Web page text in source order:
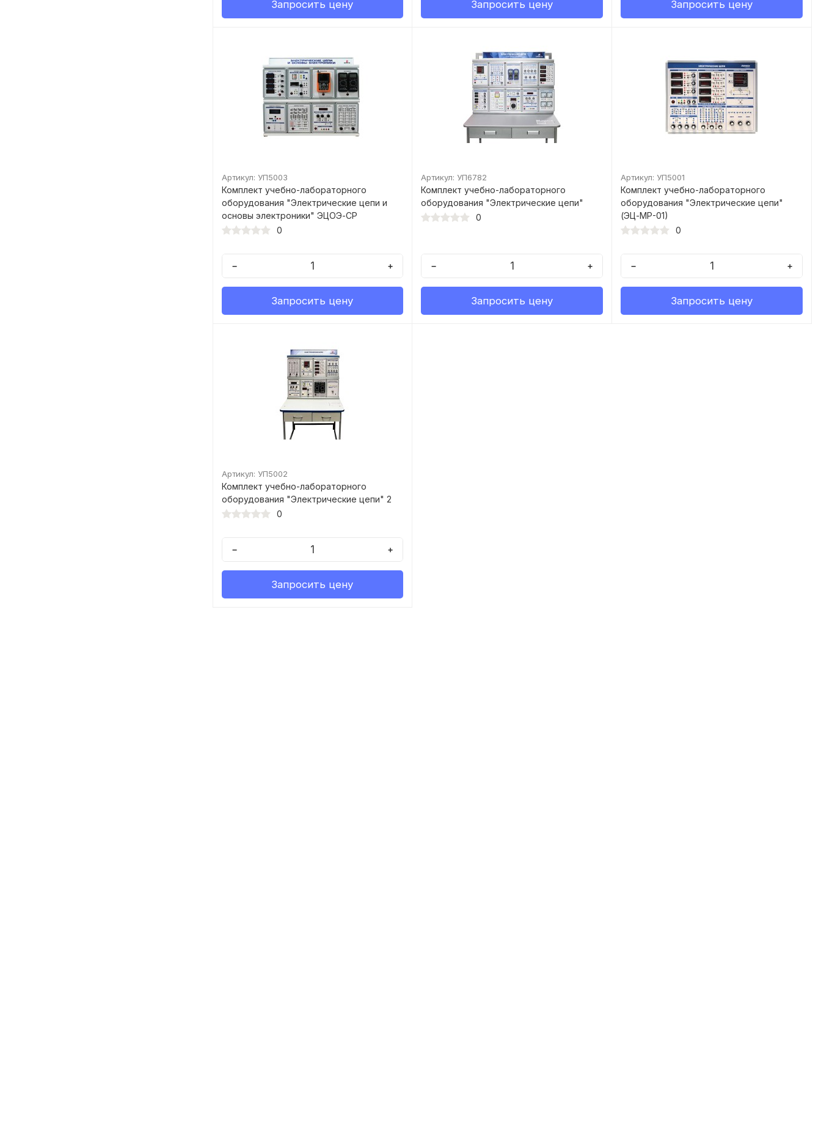
Запросить цену Запросить цену Запросить цену
Артикул: УП5003
Комплект учебно-лабораторного
оборудования "Электрические цепи и
основы электроники" ЭЦОЭ-СР
0
− +
Запросить цену
Артикул: УП6782
Комплект учебно-лабораторного
оборудования "Электрические цепи"
0
− +
Запросить цену
Артикул: УП5001
Комплект учебно-лабораторного
оборудования "Электрические цепи"
(ЭЦ-МР-01)
0
− +
Запросить цену
Артикул: УП5002
Комплект учебно-лабораторного
оборудования "Электрические цепи" 2
0
− +
Запросить цену